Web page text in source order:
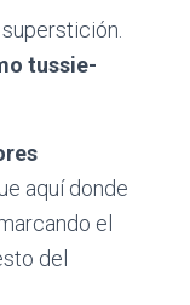
tussie-
aquí donde
el
del